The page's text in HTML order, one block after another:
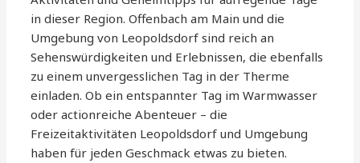
in dieser Region. Offenbach am Main und die
Umgebung von Leopoldsdorf sind reich an
Sehenswürdigkeiten und Erlebnissen, die ebenfalls
zu einem unvergesslichen Tag in der Therme
einladen. Ob ein entspannter Tag im Warmwasser
oder actionreiche Abenteuer – die
Freizeitaktivitäten Leopoldsdorf und Umgebung
haben für jeden Geschmack etwas zu bieten.